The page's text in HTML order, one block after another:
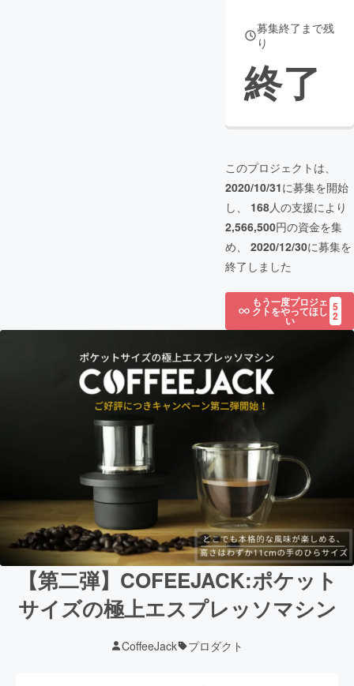
募集終了まで残
り
終了
このプロジェクトは、
2020/10/31に募集を開始
し、 168人の支援により
2,566,500円の資金を集
め、 2020/12/30に募集を
終了しました
もう一度プロジェ
クトをやってほし
い
5
2
【第二弾】COFEEJACK:ポケット
サイズの極上エスプレッソマシン
CoffeeJack プロダクト